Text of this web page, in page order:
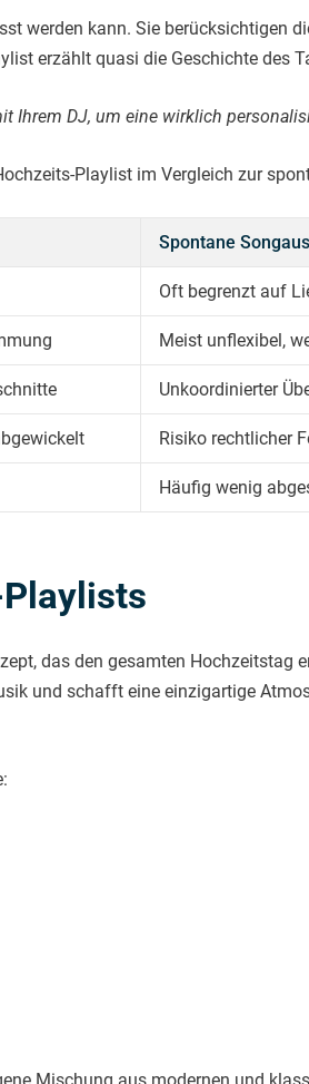
werden kann. Sie berücksichtigen
erzählt quasi die Geschichte des
DJ, um eine wirklich
Playlist im Vergleich zur
Spontane
Oft begrenzt auf
Meist unflexibel,
Unkoordinierter
Risiko rechtlicher
Häufig wenig
das den gesamten Hochzeitstag
und schafft eine einzigartige